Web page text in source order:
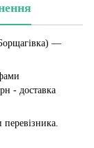
—
- доставка